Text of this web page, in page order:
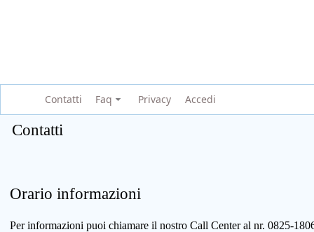
Contatti Faq Privacy Accedi
Contatti
Orario informazioni
Per informazioni puoi chiamare il nostro Call Center al nr. 0825-